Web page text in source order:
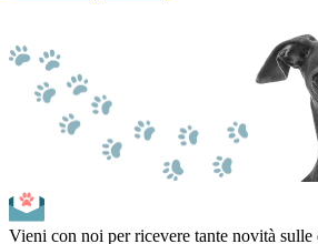
Vieni con noi per ricevere tante novità sulle